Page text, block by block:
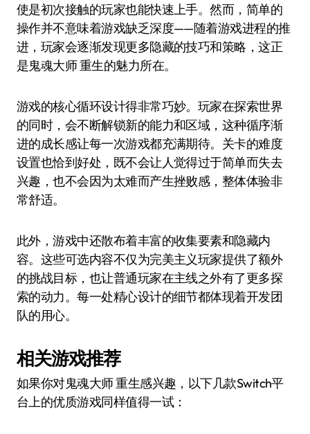
使是初次接触的玩家也能快速上手。然而，简单的
操作并不意味着游戏缺乏深度——随着游戏进程的推
进，玩家会逐渐发现更多隐藏的技巧和策略，这正
是鬼魂大师 重生的魅力所在。
游戏的核心循环设计得非常巧妙。玩家在探索世界
的同时，会不断解锁新的能力和区域，这种循序渐
进的成长感让每一次游戏都充满期待。关卡的难度
设置也恰到好处，既不会让人觉得过于简单而失去
兴趣，也不会因为太难而产生挫败感，整体体验非
常舒适。
此外，游戏中还散布着丰富的收集要素和隐藏内
容。这些可选内容不仅为完美主义玩家提供了额外
的挑战目标，也让普通玩家在主线之外有了更多探
索的动力。每一处精心设计的细节都体现着开发团
队的用心。
相关游戏推荐
如果你对鬼魂大师 重生感兴趣，以下几款Switch平
台上的优质游戏同样值得一试：